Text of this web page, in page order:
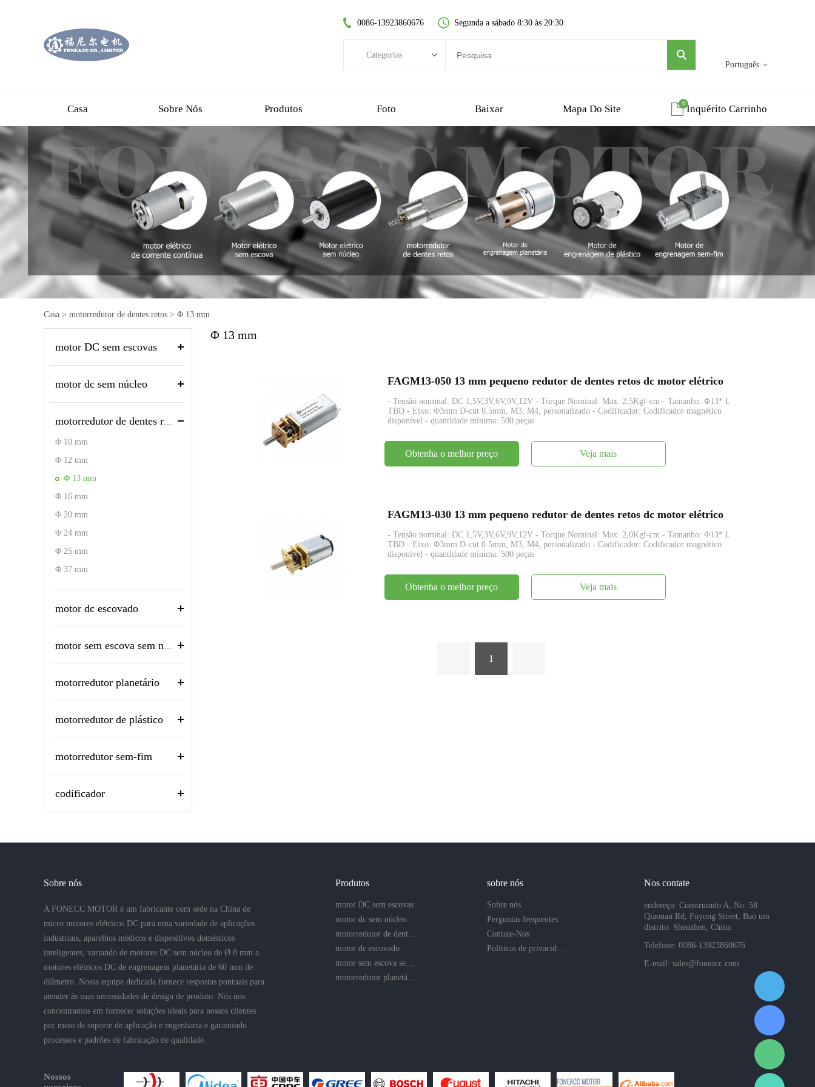
Português
0086-13923860676 Segunda a sábado 8:30 às 20:30
Categorias
motorredutor de dentes retos
motor dc escovado
motor sem escova sem núcleo
motorredutor planetário
motorredutor de plástico
motorredutor sem-fim
Casa Sobre Nós Produtos Foto Baixar Mapa Do Site Inquérito Carrinho
0
Casa > motorredutor de dentes retos > Φ 13 mm
motor DC sem escovas
motor dc sem núcleo
Φ 10 mm
Φ 12 mm
Φ 13 mm
Φ 16 mm
Φ 20 mm
Φ 24 mm
Φ 25 mm
Φ 37 mm
motor dc escovado
motorredutor planetário
motorredutor de plástico
motorredutor sem-fim
codificador
Φ 13 mm
FAGM13-050 13 mm pequeno redutor de dentes retos dc motor elétrico
- Tensão nominal: DC 1,5V,3V,6V,9V,12V - Torque Nominal: Max. 2,5Kgf-cm - Tamanho: Φ13* L
TBD - Eixo: Φ3mm D-cut 0.5mm, M3, M4, personalizado - Codificador: Codificador magnético
disponível - quantidade mínima: 500 peças
Obtenha o melhor preço Veja mais
FAGM13-030 13 mm pequeno redutor de dentes retos dc motor elétrico
- Tensão nominal: DC 1,5V,3V,6V,9V,12V - Torque Nominal: Max. 2,0Kgf-cm - Tamanho: Φ13* L
TBD - Eixo: Φ3mm D-cut 0.5mm, M3, M4, personalizado - Codificador: Codificador magnético
disponível - quantidade mínima: 500 peças
Obtenha o melhor preço Veja mais
1
Sobre nós
A FONECC MOTOR é um fabricante com sede na China de
micro motores elétricos DC para uma variedade de aplicações
industriais, aparelhos médicos e dispositivos domésticos
inteligentes, variando de motores DC sem núcleo de Ø 8 mm a
motores elétricos DC de engrenagem planetária de 60 mm de
diâmetro. Nossa equipe dedicada fornece respostas pontuais para
atender às suas necessidades de design de produto. Nós nos
concentramos em fornecer soluções ideais para nossos clientes
por meio de suporte de aplicação e engenharia e garantindo
processos e padrões de fabricação de qualidade.
Produtos
motor DC sem escovas
motor dc sem núcleo
motor dc escovado
sobre nós
Sobre nós
Perguntas frequentes
Contate-Nos
Nos contate
endereço: Construindo A, No. 58
Qiaonan Rd, Fuyong Street, Bao um
distrito. Shenzhen, China
Telefone: 0086-13923860676
E-mail: sales@foneacc.com
Nossos